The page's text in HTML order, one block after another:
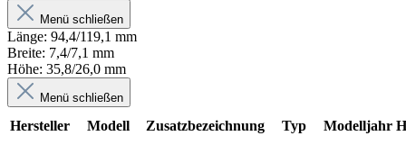
Menü schließen
Länge: 94,4/119,1 mm
Breite: 7,4/7,1 mm
Höhe: 35,8/26,0 mm
Menü schließen
Hersteller Modell Zusatzbezeichnung Typ Modelljahr